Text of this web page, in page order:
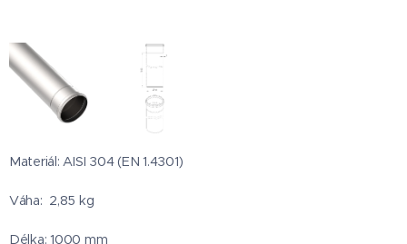
Materiál: AISI 304 (EN 1.4301)
Váha: 2,85 kg
Délka: 1000 mm